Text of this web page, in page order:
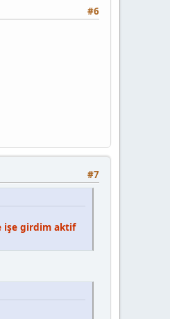
#6
#7
işe girdim aktif